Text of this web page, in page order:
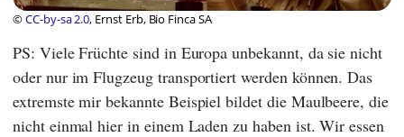
©CC-by-sa 2.0, Ernst Erb, Bio Finca SA
PS: Viele Früchte sind in Europa unbekannt, da sie nicht
oder nur im Flugzeug transportiert werden können. Das
extremste mir bekannte Beispiel bildet die Maulbeere, die
nicht einmal hier in einem Laden zu haben ist. Wir essen